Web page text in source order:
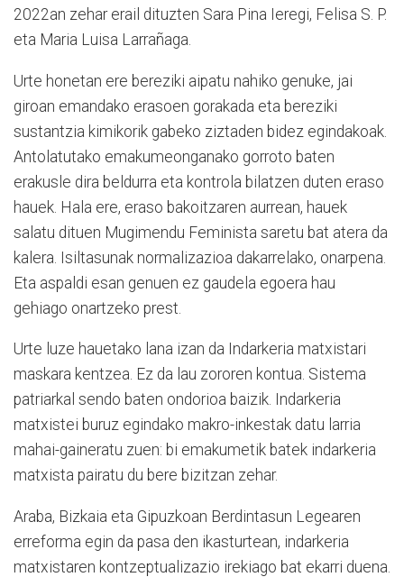
2022an zehar erail dituzten Sara Pina Ieregi, Felisa S. P.
eta Maria Luisa Larrañaga.
Urte honetan ere bereziki aipatu nahiko genuke, jai
giroan emandako erasoen gorakada eta bereziki
sustantzia kimikorik gabeko ziztaden bidez egindakoak.
Antolatutako emakumeonganako gorroto baten
erakusle dira beldurra eta kontrola bilatzen duten eraso
hauek. Hala ere, eraso bakoitzaren aurrean, hauek
salatu dituen Mugimendu Feminista saretu bat atera da
kalera. Isiltasunak normalizazioa dakarrelako, onarpena.
Eta aspaldi esan genuen ez gaudela egoera hau
gehiago onartzeko prest.
Urte luze hauetako lana izan da Indarkeria matxistari
maskara kentzea. Ez da lau zororen kontua. Sistema
patriarkal sendo baten ondorioa baizik. Indarkeria
matxistei buruz egindako makro-inkestak datu larria
mahai-gaineratu zuen: bi emakumetik batek indarkeria
matxista pairatu du bere bizitzan zehar.
Araba, Bizkaia eta Gipuzkoan Berdintasun Legearen
erreforma egin da pasa den ikasturtean, indarkeria
matxistaren kontzeptualizazio irekiago bat ekarri duena.